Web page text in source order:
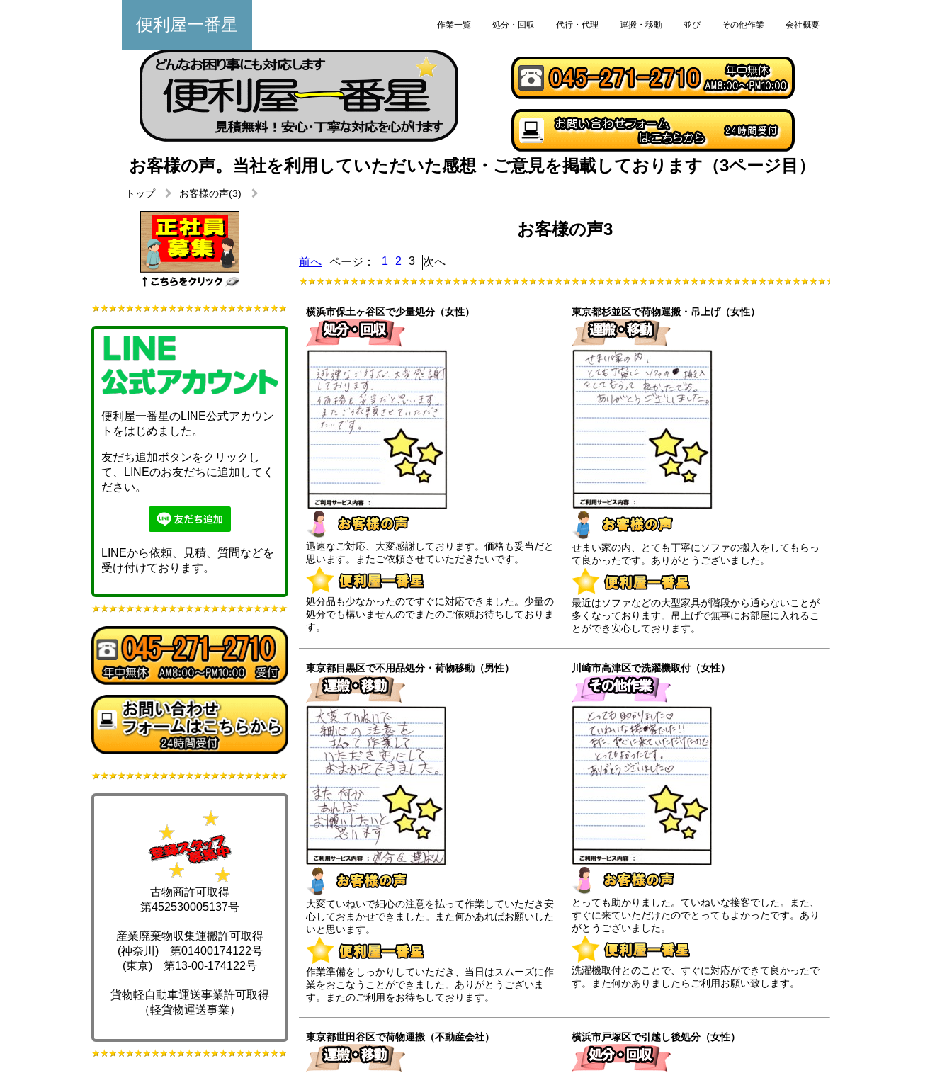
便利屋一番星 作業一覧 処分・回収 代行・代理 運搬・移動 並び その他作業 会社概要
お客様の声。当社を利用していただいた感想・ご意見を掲載しております（3ページ目）
トップ お客様の声(3)
お客様の声3
前へ ページ： 1 2 3 次へ
横浜市保土ヶ谷区で少量処分（女性）
迅速なご対応、大変感謝しております。価格も妥当だと
思います。またご依頼させていただきたいです。
処分品も少なかったのですぐに対応できました。少量の
処分でも構いませんのでまたのご依頼お待ちしておりま
す。
東京都杉並区で荷物運搬・吊上げ（女性）
せまい家の内、とても丁寧にソファの搬入をしてもらっ
て良かったです。ありがとうございました。
最近はソファなどの大型家具が階段から通らないことが
多くなっております。吊上げで無事にお部屋に入れるこ
とができ安心しております。
東京都目黒区で不用品処分・荷物移動（男性）
大変ていねいで細心の注意を払って作業していただき安
心しておまかせできました。また何かあればお願いした
いと思います。
作業準備をしっかりしていただき、当日はスムーズに作
業をおこなうことができました。ありがとうございま
す。またのご利用をお待ちしております。
川崎市高津区で洗濯機取付（女性）
とっても助かりました。ていねいな接客でした。また、
すぐに来ていただけたのでとってもよかったです。あり
がとうございました。
洗濯機取付とのことで、すぐに対応ができて良かったで
す。また何かありましたらご利用お願い致します。
東京都世田谷区で荷物運搬（不動産会社） 横浜市戸塚区で引越し後処分（女性）
便利屋一番星のLINE公式アカウン
トをはじめました。
友だち追加ボタンをクリックし
て、LINEのお友だちに追加してく
ださい。
LINEから依頼、見積、質問などを
受け付けております。
古物商許可取得
第452530005137号
産業廃棄物収集運搬許可取得
(神奈川) 第01400174122号
(東京) 第13-00-174122号
貨物軽自動車運送事業許可取得
（軽貨物運送事業）